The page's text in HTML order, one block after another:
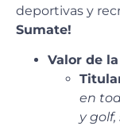
deportivas y
Sumate!
Valor de
en
y